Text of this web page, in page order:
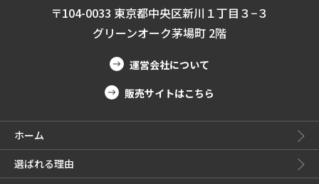
〒104-0033 東京都中央区新川１丁目３−３
グリーンオーク茅場町 2階
運営会社について
販売サイトはこちら
ホーム
選ばれる理由